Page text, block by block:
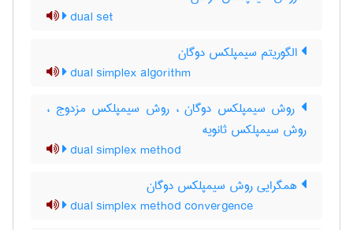
dual set
الگوریتم سیمپلکس دوگان
dual simplex algorithm
روش سیمپلکس دوگان ، روش سیمپلکس مزدوج ،
روش سیمپلکس ثانویه
dual simplex method
همگرایی روش سیمپلکس دوگان
dual simplex method convergence